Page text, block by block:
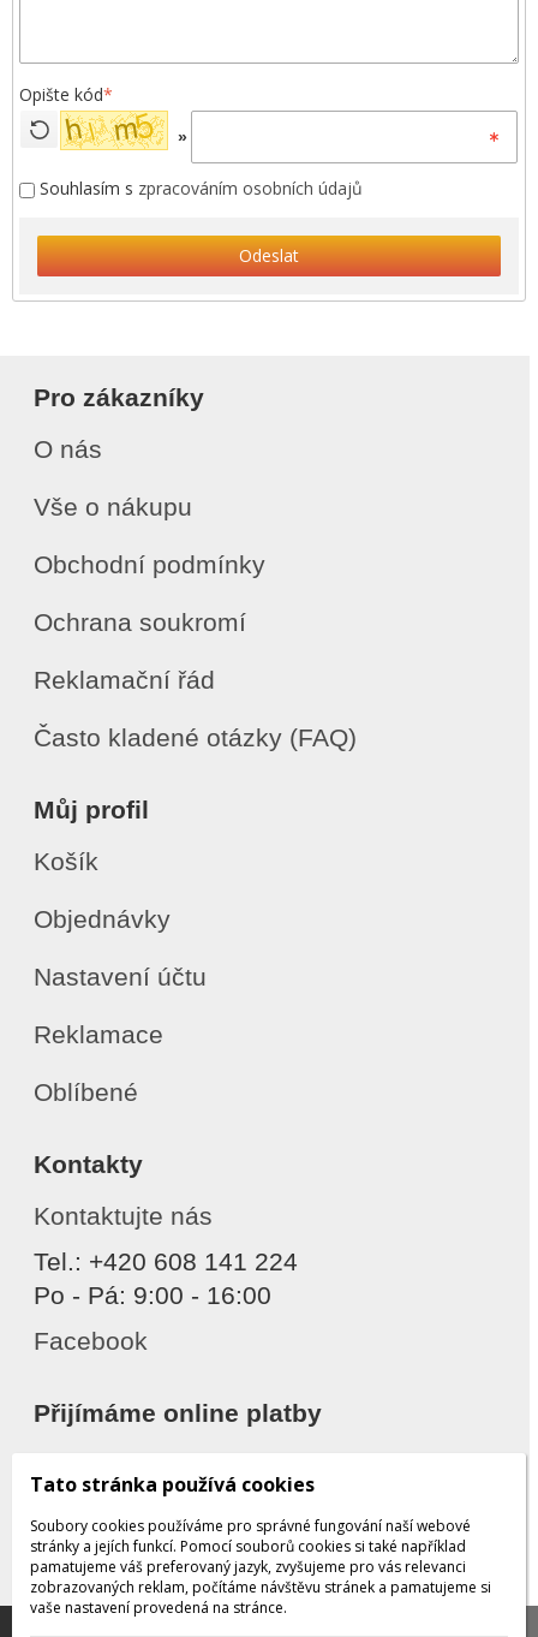
Opište kód*
»
Souhlasím s zpracováním osobních údajů
Odeslat
Pro zákazníky
O nás
Vše o nákupu
Obchodní podmínky
Ochrana soukromí
Reklamační řád
Často kladené otázky (FAQ)
Můj profil
Košík
Objednávky
Nastavení účtu
Reklamace
Oblíbené
Kontakty
Kontaktujte nás
Tel.: +420 608 141 224
Po - Pá: 9:00 - 16:00
Facebook
Přijímáme online platby
Děkujeme za důvěru
Tato stránka používá cookies
Soubory cookies používáme pro správné fungování naší webové
stránky a jejích funkcí. Pomocí souborů cookies si také například
pamatujeme váš preferovaný jazyk, zvyšujeme pro vás relevanci
zobrazovaných reklam, počítáme návštěvu stránek a pamatujeme si
vaše nastavení provedená na stránce.